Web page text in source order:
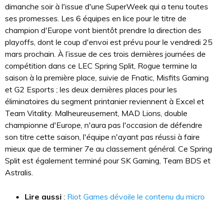
dimanche soir à l'issue d'une SuperWeek qui a tenu toutes
ses promesses. Les 6 équipes en lice pour le titre de
champion d'Europe vont bientôt prendre la direction des
playoffs, dont le coup d'envoi est prévu pour le vendredi 25
mars prochain. À l’issue de ces trois dernières journées de
compétition dans ce LEC Spring Split, Rogue termine la
saison à la première place, suivie de Fnatic, Misfits Gaming
et G2 Esports ; les deux dernières places pour les
éliminatoires du segment printanier reviennent à Excel et
Team Vitality. Malheureusement, MAD Lions, double
championne d'Europe, n'aura pas l'occasion de défendre
son titre cette saison, l'équipe n'ayant pas réussi à faire
mieux que de terminer 7e au classement général. Ce Spring
Split est également terminé pour SK Gaming, Team BDS et
Astralis.
Lire aussi : Riot Games dévoile le contenu du micro